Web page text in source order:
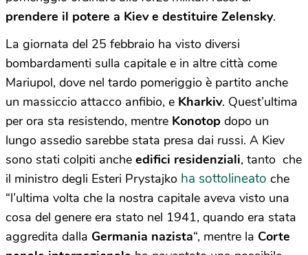
prendere il potere a Kiev e destituire Zelensky.
La giornata del 25 febbraio ha visto diversi
bombardamenti sulla capitale e in altre città come
Mariupol, dove nel tardo pomeriggio è partito anche
un massiccio attacco anfibio, e Kharkiv. Quest’ultima
per ora sta resistendo, mentre Konotop dopo un
lungo assedio sarebbe stata presa dai russi. A Kiev
sono stati colpiti anche edifici residenziali, tanto che
il ministro degli Esteri Prystajko ha sottolineato che
“l’ultima volta che la nostra capitale aveva visto una
cosa del genere era stato nel 1941, quando era stata
aggredita dalla Germania nazista“, mentre la Corte